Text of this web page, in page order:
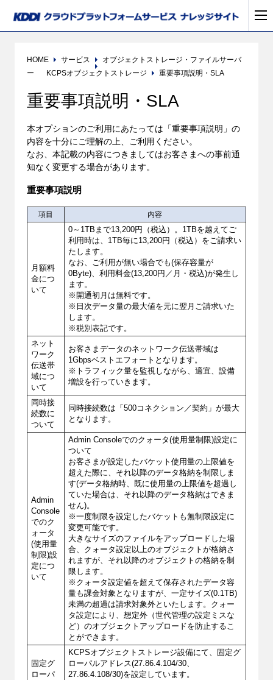
HOME サービス
オブジェクトストレージ・ファイルサーバ
ー
KCPSオブジェクトストレージ 重要事項説明・SLA
重要事項説明・SLA
本オプションのご利用にあたっては「重要事項説明」の
内容を十分にご理解の上、ご利用ください。
なお、本記載の内容につきましてはお客さまへの事前通
知なく変更する場合があります。
重要事項説明
項目 内容
月額料
金につ
いて
0～1TBまで13,200円（税込）。1TBを越えてご
利用時は、1TB毎に13,200円（税込）をご請求い
たします。
なお、ご利用が無い場合でも(保存容量が
0Byte)、利用料金(13,200円／月・税込)が発生し
ます。
※開通初月は無料です。
※日次データ量の最大値を元に翌月ご請求いた
します。
※税別表記です。
ネット
ワーク
伝送帯
域につ
いて
お客さまデータのネットワーク伝送帯域は
1Gbpsベストエフォートとなります。
※トラフィック量を監視しながら、適宜、設備
増設を行っていきます。
同時接
続数に
ついて
同時接続数は「500コネクション／契約」が最大
となります。
Admin
Console
でのク
ォータ
(使用量
制限)設
定につ
いて
Admin Consoleでのクォータ(使用量制限)設定に
ついて
お客さまが設定したバケット使用量の上限値を
超えた際に、それ以降のデータ格納を制限しま
す(データ格納時、既に使用量の上限値を超過し
ていた場合は、それ以降のデータ格納はできま
せん)。
※一度制限を設定したバケットも無制限設定に
変更可能です。
大きなサイズのファイルをアップロードした場
合、クォータ設定以上のオブジェクトが格納さ
れますが、それ以降のオブジェクトの格納を制
限します。
※クォータ設定値を超えて保存されたデータ容
量も課金対象となりますが、一定サイズ(0.1TB)
未満の超過は請求対象外といたします。クォー
タ設定により、想定外（世代管理の設定ミスな
ど）のオブジェクトアップロードを防止するこ
とができます。
固定グ
ローパ
KCPSオブジェクトストレージ設備にて、固定グ
ローパルアドレス(27.86.4.104/30、
27.86.4.108/30)を設定しています。